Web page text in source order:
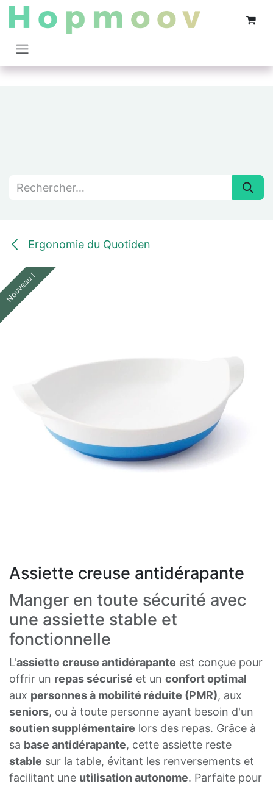
Se rendre au contenu
Ergonomie du Quotiden
Nouveau !
Assiette creuse antidérapante
Manger en toute sécurité avec
une assiette stable et
fonctionnelle
L'assiette creuse antidérapante est conçue pour
offrir un repas sécurisé et un confort optimal
aux personnes à mobilité réduite (PMR), aux
seniors, ou à toute personne ayant besoin d'un
soutien supplémentaire lors des repas. Grâce à
sa base antidérapante, cette assiette reste
stable sur la table, évitant les renversements et
facilitant une utilisation autonome. Parfaite pour